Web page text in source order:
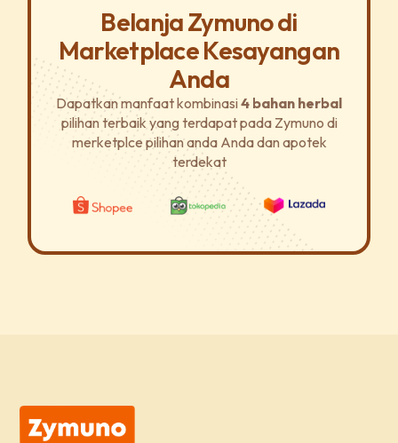
Belanja Zymuno di
Marketplace Kesayangan
Anda
Dapatkan manfaat kombinasi 4 bahan herbal
pilihan terbaik yang terdapat pada Zymuno di
merketplce pilihan anda Anda dan apotek
terdekat